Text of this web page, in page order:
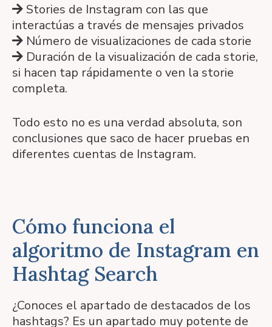
Stories de Instagram con las que
interactúas a través de mensajes privados
Número de visualizaciones de cada storie
Duración de la visualización de cada storie,
si hacen tap rápidamente o ven la storie
completa.
Todo esto no es una verdad absoluta, son
conclusiones que saco de hacer pruebas en
diferentes cuentas de Instagram.
Cómo funciona el
algoritmo de Instagram en
Hashtag Search
¿Conoces el apartado de destacados de los
hashtags? Es un apartado muy potente de